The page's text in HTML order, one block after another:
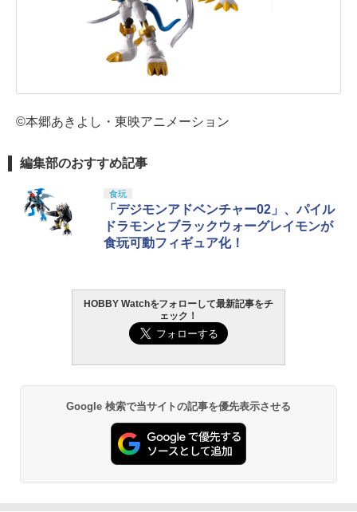
©本郷あきよし・東映アニメーション
編集部のおすすめ記事
食玩
「デジモンアドベンチャー02」、パイル
ドラモンとブラックウォーグレイモンが
食玩可動フィギュア化！
HOBBY Watchをフォローして最新記事をチ
ェック！
Google 検索で当サイトの記事を優先表示させる